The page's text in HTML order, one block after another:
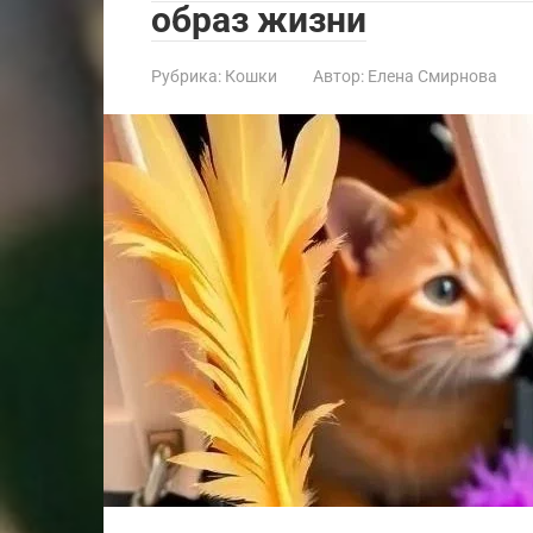
образ жизни
Рубрика: Кошки Автор: Елена Смирнова